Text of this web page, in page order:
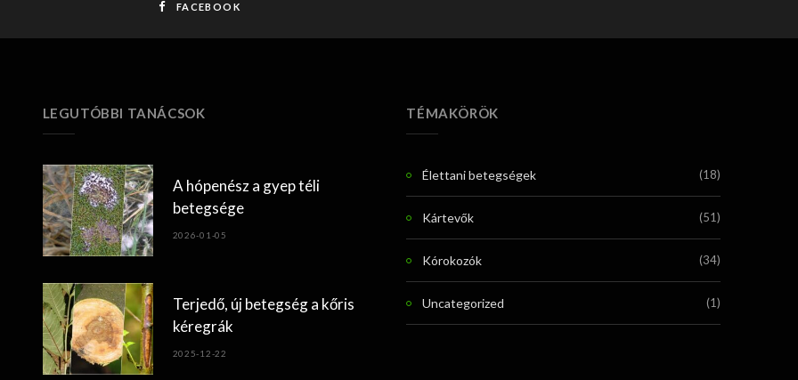
FACEBOOK
LEGUTÓBBI TANÁCSOK
A hópenész a gyep téli
betegsége
2026-01-05
Terjedő, új betegség a kőris
kéregrák
2025-12-22
TÉMAKÖRÖK
Élettani betegségek (18)
Kártevők (51)
Kórokozók (34)
Uncategorized (1)